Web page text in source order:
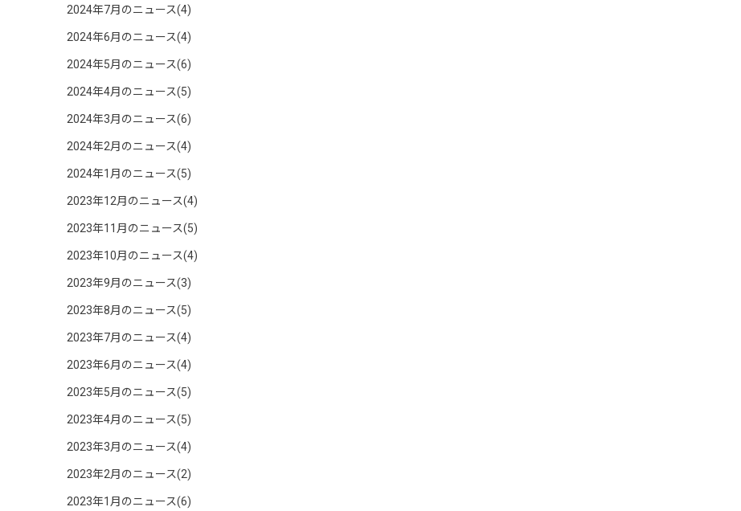
2024年7月のニュース(4)
2024年6月のニュース(4)
2024年5月のニュース(6)
2024年4月のニュース(5)
2024年3月のニュース(6)
2024年2月のニュース(4)
2024年1月のニュース(5)
2023年12月のニュース(4)
2023年11月のニュース(5)
2023年10月のニュース(4)
2023年9月のニュース(3)
2023年8月のニュース(5)
2023年7月のニュース(4)
2023年6月のニュース(4)
2023年5月のニュース(5)
2023年4月のニュース(5)
2023年3月のニュース(4)
2023年2月のニュース(2)
2023年1月のニュース(6)